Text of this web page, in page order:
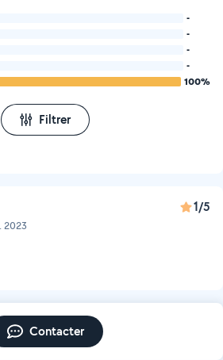
-
-
-
-
100%
Filtrer
2023
1/5
Contacter